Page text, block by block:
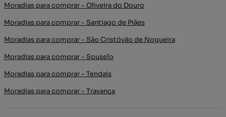
Moradias para comprar - Oliveira do Douro
Moradias para comprar - Santiago de Piães
Moradias para comprar - São Cristóvão de Nogueira
Moradias para comprar - Souselo
Moradias para comprar - Tendais
Moradias para comprar - Travanca